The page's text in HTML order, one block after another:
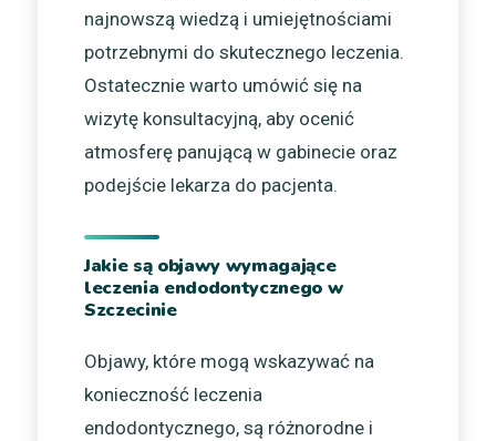
najnowszą wiedzą i umiejętnościami
potrzebnymi do skutecznego leczenia.
Ostatecznie warto umówić się na
wizytę konsultacyjną, aby ocenić
atmosferę panującą w gabinecie oraz
podejście lekarza do pacjenta.
Jakie są objawy wymagające
leczenia endodontycznego w
Szczecinie
Objawy, które mogą wskazywać na
konieczność leczenia
endodontycznego, są różnorodne i